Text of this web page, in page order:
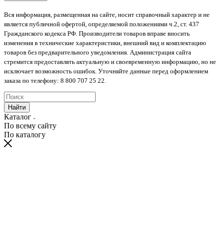
Вся информация, размещенная на сайте, носит справочный характер и не
является публичной офертой, определяемой положениями ч.2, ст. 437
Гражданского кодекса РФ. Производители товаров вправе вносить
изменения в технические характеристики, внешний вид и комплектацию
товаров без предварительного уведомления. Администрация сайта
стремится предоставлять актуальную и своевременную информацию, но не
исключает возможность ошибок. Уточняйте данные перед оформлением
заказа по телефону: 8 800 707 25 22.
Найти
Каталог
По всему сайту
По каталогу